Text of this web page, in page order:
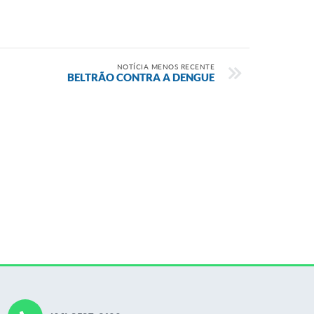
NOTÍCIA MENOS RECENTE
BELTRÃO CONTRA A DENGUE